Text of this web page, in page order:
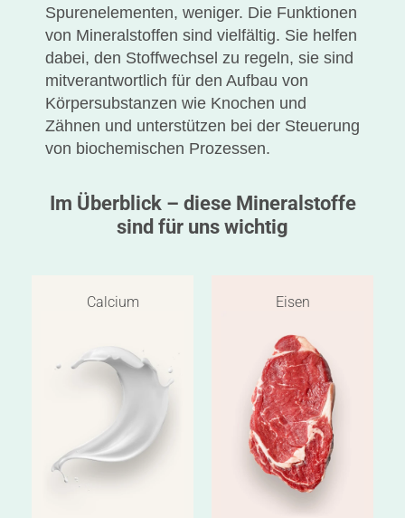
Spurenelementen, weniger. Die Funktionen
von Mineralstoffen sind vielfältig. Sie helfen
dabei, den Stoffwechsel zu regeln, sie sind
mitverantwortlich für den Aufbau von
Körpersubstanzen wie Knochen und
Zähnen und unterstützen bei der Steuerung
von biochemischen Prozessen.
Im Überblick – diese Mineralstoffe
sind für uns wichtig
Calcium Eisen